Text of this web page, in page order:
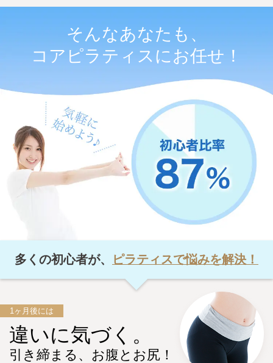
そんなあなたも、
コアピラティスにお任せ！
多くの初心者が、 ピラティスで悩みを解決！
1ヶ月後には
違いに気づく。
引き締まる、お腹とお尻！